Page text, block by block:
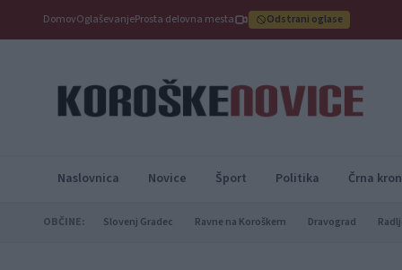
DomovOglaševanjeProsta delovna mesta Odstrani oglase
Naslovnica Novice Šport Politika Črna
OBČINE: Slovenj Gradec Ravne na Koroškem Dravograd